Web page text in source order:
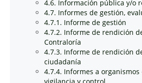
4.6. Información pública y/o
4.7. Informes de gestión,
4.7.1. Informe de gestión
4.7.2. Informe de rendición
Contraloría
4.7.3. Informe de rendición
ciudadanía
4.7.4. Informes a